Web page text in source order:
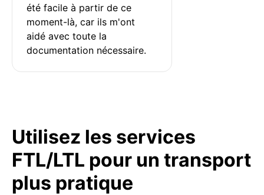
été facile à partir de ce
moment-là, car ils m'ont
aidé avec toute la
documentation nécessaire.
Utilisez les services
FTL/LTL pour un transport
plus pratique